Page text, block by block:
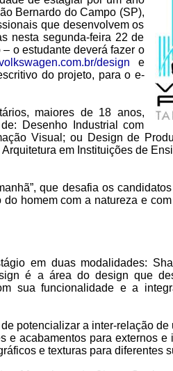
Bernardo do Campo (SP),
que desenvolvem os
nesta segunda-feira 22 de
o estudante deverá fazer o
design e
do projeto, para o e-
maiores de 18 anos,
Desenho Industrial com
Visual; ou Design de
em Instituições de
que desafia os
homem com a natureza e
em duas modalidades:
é a área do design que
sua funcionalidade e a
potencializar a inter-relação
e acabamentos para externos e
e texturas para diferentes